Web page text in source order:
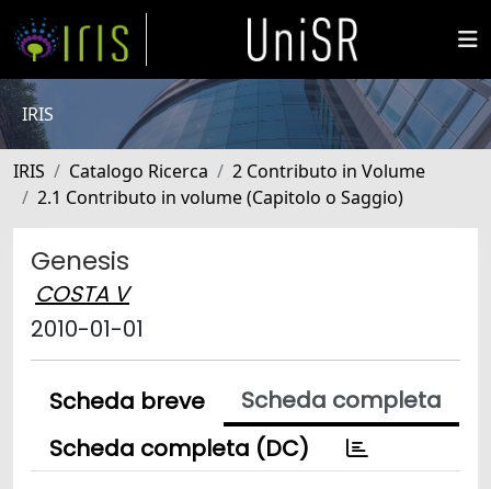
IRIS
IRIS Catalogo Ricerca
2 Contributo in Volume
2.1 Contributo in volume (Capitolo o Saggio)
Genesis
COSTA V
2010-01-01
Scheda breve
Scheda completa
Scheda completa (DC)